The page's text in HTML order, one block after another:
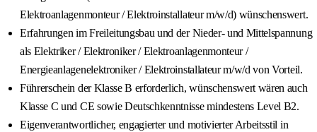
Elektroanlagenmonteur / Elektroinstallateur m/w/d) wünschenswert.
Erfahrungen im Freileitungsbau und der Nieder- und Mittelspannung
als Elektriker / Elektroniker / Elektroanlagenmonteur /
Energieanlagenelektroniker / Elektroinstallateur m/w/d von Vorteil.
Führerschein der Klasse B erforderlich, wünschenswert wären auch
Klasse C und CE sowie Deutschkenntnisse mindestens Level B2.
Eigenverantwortlicher, engagierter und motivierter Arbeitsstil in